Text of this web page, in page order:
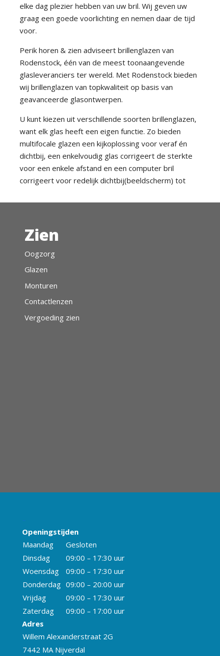
elke dag plezier hebben van uw bril. Wij geven uw
graag een goede voorlichting en nemen daar de tijd
voor.
Perik horen & zien adviseert brillenglazen van
Rodenstock, één van de meest toonaangevende
glasleveranciers ter wereld. Met Rodenstock bieden
wij brillenglazen van topkwaliteit op basis van
geavanceerde glasontwerpen.
U kunt kiezen uit verschillende soorten brillenglazen,
want elk glas heeft een eigen functie. Zo bieden
multifocale glazen een kijkoplossing voor veraf én
dichtbij, een enkelvoudig glas corrigeert de sterkte
voor een enkele afstand en een computer bril
corrigeert voor redelijk dichtbij(beeldscherm) tot
Ook zijn er verschillende coatings op de glazen
voorlichten.
Zien
Oogzorg
Glazen
Monturen
Contactlenzen
Vergoeding zien
–
Openingstijden
Maandag
Gesloten
Dinsdag
09:00 – 17:30 uur
Woensdag
09:00 – 17:30 uur
Donderdag 09:00 – 20:00 uur
Vrijdag
09:00 – 17:30 uur
Zaterdag
09:00 – 17:00 uur
Adres
Willem Alexanderstraat 2G
7442 MA Nijverdal